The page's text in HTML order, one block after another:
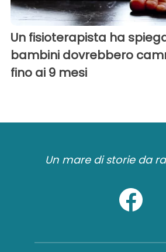
Un fisioterapista ha
bambini dovrebbero
fino ai 9 mesi
Un mare di storie da